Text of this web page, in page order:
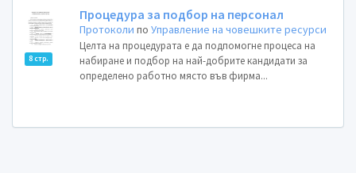
8 стр.
Процедура за подбор на персонал
Протоколи поУправление на човешките ресурси
Целта на процедурата е да подпомогне процеса на
набиране и подбор на най-добрите кандидати за
определено работно място във фирма...